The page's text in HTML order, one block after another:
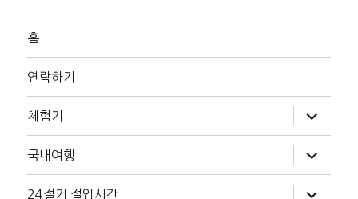
홈
연락하기
체험기
위
메
확
장
국내여행
위
메
24절기 절입시간